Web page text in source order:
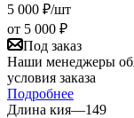
5 000 ₽/шт
от 5 000 ₽
Под заказ
Наши менеджеры
условия заказа
Подробнее
Длина кия—149